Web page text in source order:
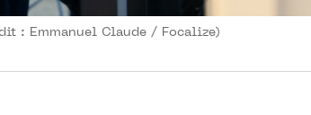
: Emmanuel Claude / Focalize)